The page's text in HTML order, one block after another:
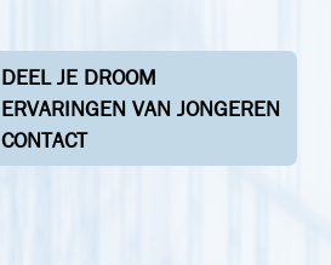
DEEL JE DROOM
ERVARINGEN VAN JONGEREN
CONTACT